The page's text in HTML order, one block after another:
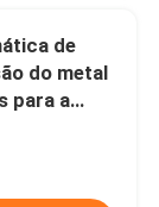
de
do metal
para a
3d